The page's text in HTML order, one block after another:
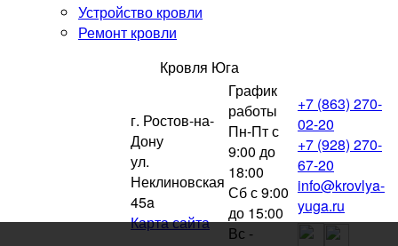
Устройство кровли
Ремонт кровли
Кровля Юга
г. Ростов-на-
Дону
ул.
Неклиновская
45a
Карта сайта
График
работы
Пн-Пт с
9:00 до
18:00
Сб с 9:00
до 15:00
Вс -
+7 (863) 270-
02-20
+7 (928) 270-
67-20
info@krovlya-
yuga.ru